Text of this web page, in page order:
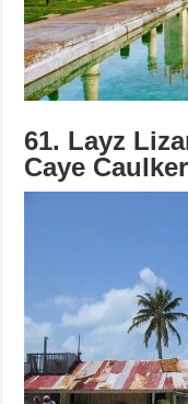
61. Layz
Caye